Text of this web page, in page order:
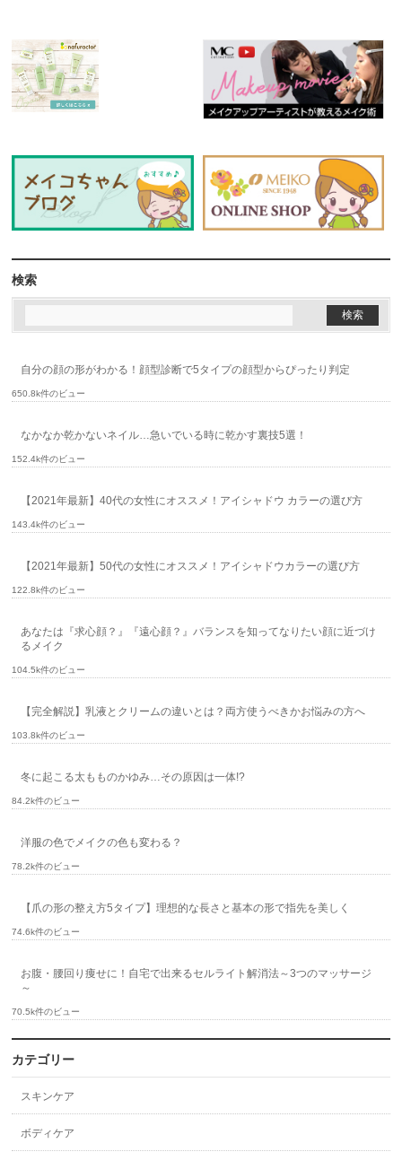
検索
自分の顔の形がわかる！顔型診断で5タイプの顔型からぴったり判定
650.8k件のビュー
なかなか乾かないネイル…急いでいる時に乾かす裏技5選！
152.4k件のビュー
【2021年最新】40代の女性にオススメ！アイシャドウ カラーの選び方
143.4k件のビュー
【2021年最新】50代の女性にオススメ！アイシャドウカラーの選び方
122.8k件のビュー
あなたは『求心顔？』『遠心顔？』バランスを知ってなりたい顔に近づけ
るメイク
104.5k件のビュー
【完全解説】乳液とクリームの違いとは？両方使うべきかお悩みの方へ
103.8k件のビュー
冬に起こる太もものかゆみ…その原因は一体!?
84.2k件のビュー
洋服の色でメイクの色も変わる？
78.2k件のビュー
【爪の形の整え方5タイプ】理想的な長さと基本の形で指先を美しく
74.6k件のビュー
お腹・腰回り痩せに！自宅で出来るセルライト解消法～3つのマッサージ
～
70.5k件のビュー
カテゴリー
スキンケア
ボディケア